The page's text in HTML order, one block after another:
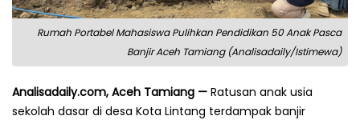
Rumah Portabel Mahasiswa Pulihkan Pendidikan 50 Anak Pasca
Banjir Aceh Tamiang (Analisadaily/Istimewa)
Analisadaily.com, Aceh Tamiang — Ratusan anak usia
sekolah dasar di desa Kota Lintang terdampak banjir